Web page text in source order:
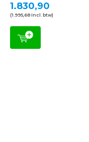
1.830,90
(1.995,68 Incl. btw)